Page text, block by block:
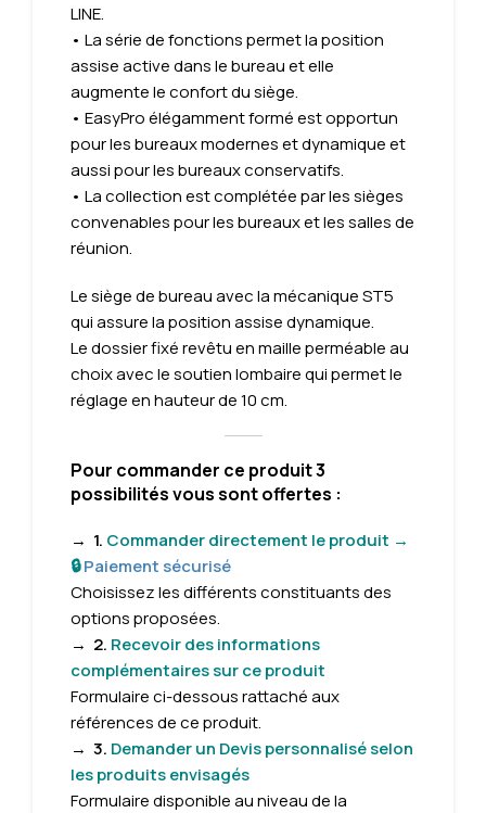
LINE.
• La série de fonctions permet la position
assise active dans le bureau et elle
augmente le confort du siège.
• EasyPro élégamment formé est opportun
pour les bureaux modernes et dynamique et
aussi pour les bureaux conservatifs.
• La collection est complétée par les sièges
convenables pour les bureaux et les salles de
réunion.
Le siège de bureau avec la mécanique ST5
qui assure la position assise dynamique.
Le dossier fixé revêtu en maille perméable au
choix avec le soutien lombaire qui permet le
réglage en hauteur de 10 cm.
Pour commander ce produit 3
possibilités vous sont offertes :
→ 1. Commander directement le produit →
🔒Paiement sécurisé
Choisissez les différents constituants des
options proposées.
→ 2. Recevoir des informations
complémentaires sur ce produit
Formulaireci-dessous rattaché aux
références de ce produit.
→ 3. Demander un Devis personnalisé selon
les produits envisagés
Formulaire disponible au niveau de la